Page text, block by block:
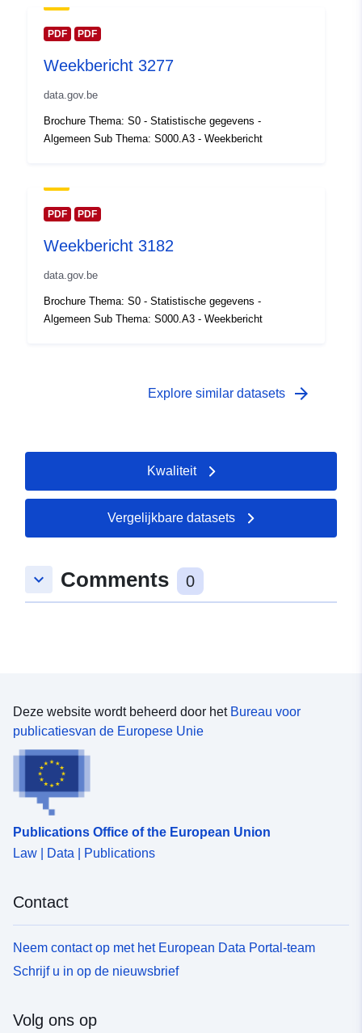
Ruimtelijk:
], [ 2.54, 49.49 ], [ 2.54, 51.51
uriRef:
Toegangsrechten
public
Bestreken
tijdvak:
01 January 2010
PDF PDF
Weekbericht 3277
data.gov.be
Brochure Thema: S0 - Statistische gegevens -
Algemeen Sub Thema: S000.A3 - Weekbericht
PDF PDF
Weekbericht 3182
data.gov.be
Brochure Thema: S0 - Statistische gegevens -
Algemeen Sub Thema: S000.A3 - Weekbericht
Explore similar datasets arrow_forward
Kwaliteit
Vergelijkbare datasets
keyboard_arrow_down Comments 0
Deze website wordt beheerd door het Bureau voor
publicatiesvan de Europese Unie
Publications Office of the European Union
Law | Data | Publications
Contact
Neem contact op met het European Data Portal-team
Schrijf u in op de nieuwsbrief
Volg ons op